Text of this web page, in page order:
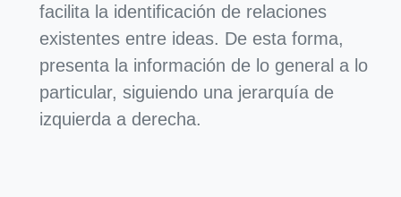
facilita la identificación de relaciones
existentes entre ideas. De esta forma,
presenta la información de lo general a lo
particular, siguiendo una jerarquía de
izquierda a derecha.